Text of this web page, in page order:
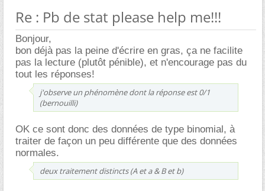
Re : Pb de stat please help me!!!
Bonjour,
bon déjà pas la peine d'écrire en gras, ça ne facilite
pas la lecture (plutôt pénible), et n'encourage pas du
tout les réponses!
j'observe un phénomène dont la réponse est 0/1
(bernouilli)
OK ce sont donc des données de type binomial, à
traiter de façon un peu différente que des données
normales.
deux traitement distincts (A et a & B et b)